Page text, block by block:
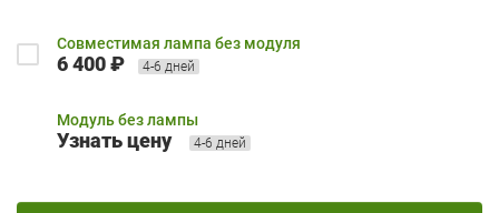
Совместимая лампа без модуля
6 400 ₽ 4-6 дней
Модуль без лампы
Узнать цену 4-6 дней